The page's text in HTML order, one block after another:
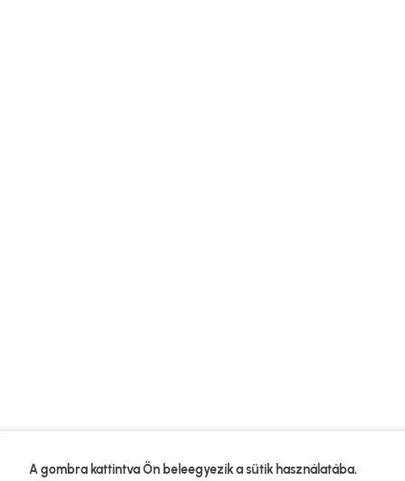
A gombra kattintva Ön beleegyezik a sütik használatába.